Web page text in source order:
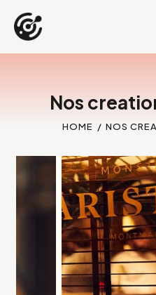
Nos
HOME NOS